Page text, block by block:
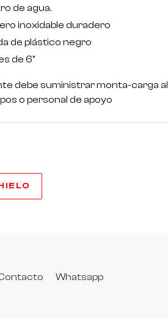
de agua.
inoxidable duradero
de plástico negro
de 6"
debe suministrar monta-carga al
o personal de apoyo
Whatsapp